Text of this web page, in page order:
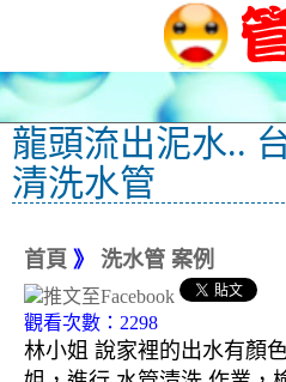
龍頭流出泥水..
清洗水管
首頁 》 洗水管 案例
觀看次數：2298
林小姐 說家裡的出水有顏